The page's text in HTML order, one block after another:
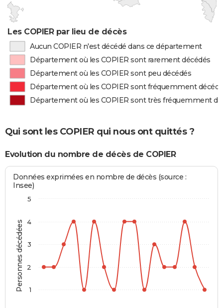
Les COPIER par lieu de décès
Aucun COPIER n'est décédé dans ce département
Département où les COPIER sont rarement décédés
Département où les COPIER sont peu décédés
Département où les COPIER sont fréquemment
Département où les COPIER sont très fréquemment
Qui sont les COPIER qui nous ont quittés ?
Evolution du nombre de décès de COPIER
Personnes décédées
Données exprimées en nombre de décès (source :
Insee)
1
2
3
4
5